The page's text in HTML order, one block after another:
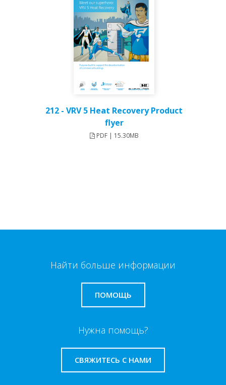
212 - VRV 5 Heat Recovery Product
flyer
PDF | 15.30MB
Найти больше информации
ПОМОЩЬ
Нужна помощь?
СВЯЖИТЕСЬ С НАМИ